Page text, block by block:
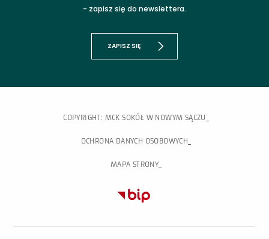
- zapisz się do newslettera.
ZAPISZ SIĘ
COPYRIGHT: MCK SOKÓŁ W NOWYM SĄCZU
OCHRONA DANYCH OSOBOWYCH
MAPA STRONY